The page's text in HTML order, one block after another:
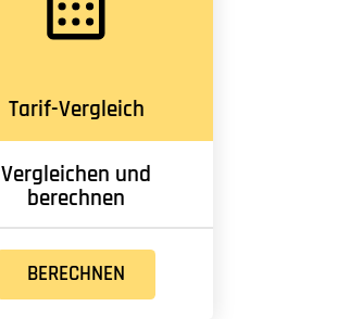
Tarif-Vergleich
Vergleichen und
berechnen
BERECHNEN